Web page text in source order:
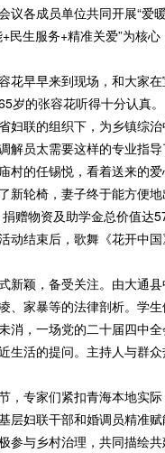
议各成员单位共同开展“爱
生服务+精准关爱”为核心
早早来到现场，和大家在
岁的张容花听得十分认真。
联的组织下，为乡镇综治
解员太需要这样的专业指
的任锡悦，看着送来的爱
新轮椅，妻子终于能方便
赠物资及助学金总价值达
结束后，歌舞《花开中国
颖，备受关注。由大通县
、家暴等的法律剖析。学
，一场党的二十届四中全
生活的提问。主持人与群
专家们紧扣青海本地实际
层妇联干部和婚调员精准
参与乡村治理，共同描绘共